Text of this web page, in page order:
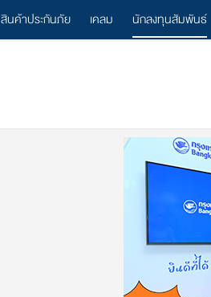
สินค้าประกันภัย เคลม นักลงทุนสัมพันธ์